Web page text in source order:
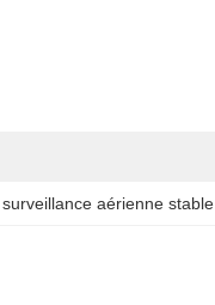
aérienne stable